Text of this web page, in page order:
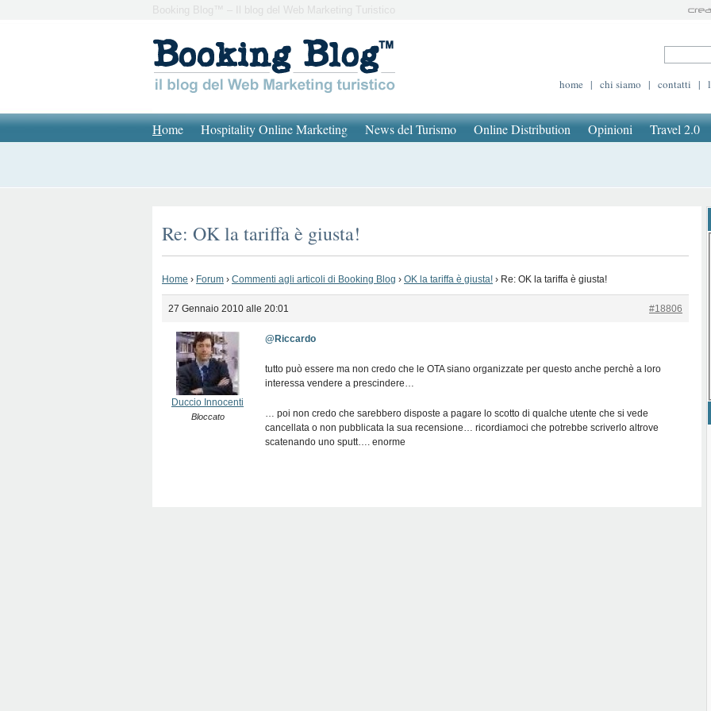
Booking Blog™ – Il blog del Web Marketing Turistico
home | chi siamo | contatti |
Home Hospitality Online Marketing News del Turismo Online Distribution Opinioni Travel 2.0
Re: OK la tariffa è giusta!
Home › Forum › Commenti agli articoli di Booking Blog › OK la tariffa è giusta! › Re: OK la tariffa è giusta!
27 Gennaio 2010 alle 20:01 #18806
Duccio Innocenti
Bloccato
@Riccardo
tutto può essere ma non credo che le OTA siano organizzate per questo anche perchè a loro
interessa vendere a prescindere…
… poi non credo che sarebbero disposte a pagare lo scotto di qualche utente che si vede
cancellata o non pubblicata la sua recensione… ricordiamoci che potrebbe scriverlo altrove
scatenando uno sputt…. enorme